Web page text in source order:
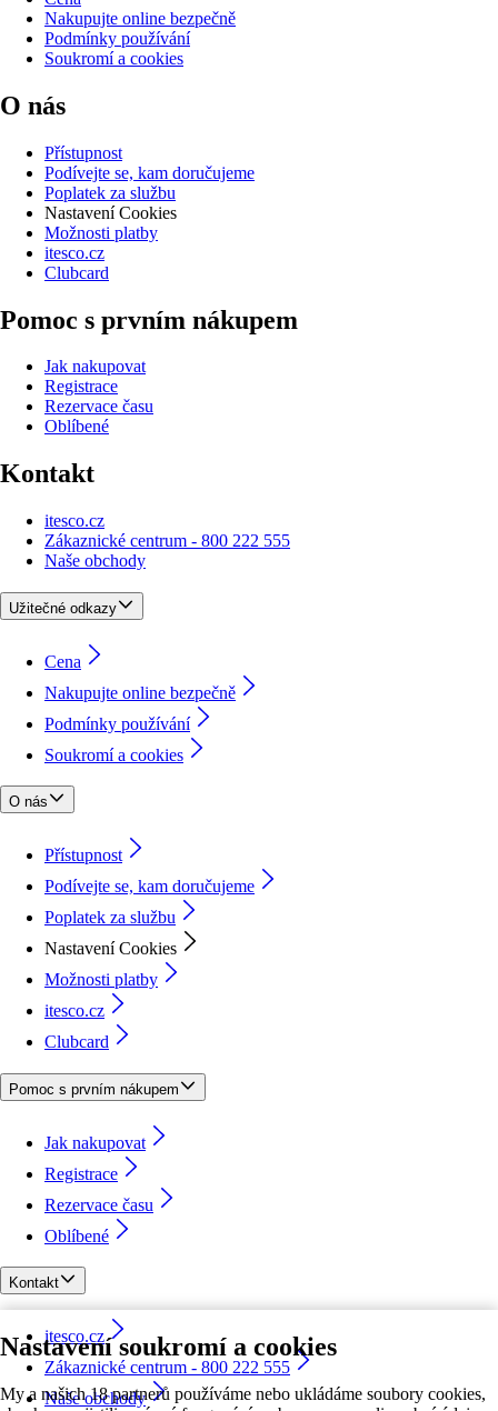
Nastavení soukromí a cookies
My a našich 18 partnerů používáme nebo ukládáme soubory cookies,
Nakupujte online bezpečně
Podmínky používání
Soukromí a cookies
O nás
Přístupnost
Podívejte se, kam doručujeme
Poplatek za službu
Nastavení Cookies
Možnosti platby
itesco.cz
Clubcard
Pomoc s prvním nákupem
Jak nakupovat
Registrace
Rezervace času
Oblíbené
Kontakt
itesco.cz
Zákaznické centrum - 800 222 555
Naše obchody
Užitečné odkazy
Cena
Nakupujte online bezpečně
Podmínky používání
Soukromí a cookies
O nás
Přístupnost
Podívejte se, kam doručujeme
Poplatek za službu
Nastavení Cookies
Možnosti platby
itesco.cz
Clubcard
Pomoc s prvním nákupem
Jak nakupovat
Registrace
Rezervace času
Oblíbené
Kontakt
itesco.cz
Zákaznické centrum - 800 222 555
Naše obchody